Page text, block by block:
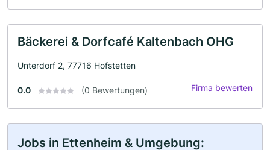
Bäckerei & Dorfcafé Kaltenbach OHG
Unterdorf 2, 77716 Hofstetten
0.0 (0 Bewertungen) Firma bewerten
Jobs in Ettenheim & Umgebung: